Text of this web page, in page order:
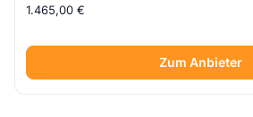
1.465,00 €
Zum Anbieter